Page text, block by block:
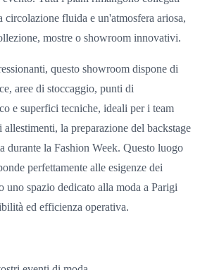
circolazione fluida e un'atmosfera ariosa,
mostre o showroom innovativi.
questo showroom dispone di
, aree di stoccaggio, punti di
e superfici tecniche, ideali per i team
allestimenti, la preparazione del backstage
durante la Fashion Week. Questo luogo
perfettamente alle esigenze dei
uno spazio dedicato alla moda a Parigi
ed efficienza operativa.